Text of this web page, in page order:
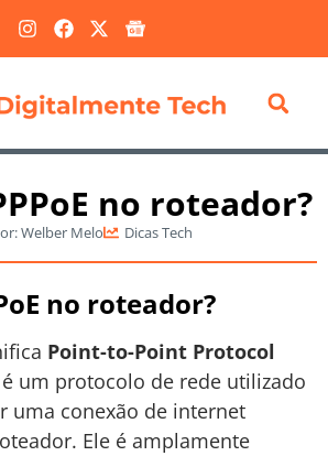
no roteador?
Welber Melo Dicas Tech
no roteador?
Point-to-Point Protocol
um protocolo de rede utilizado
uma conexão de internet
Ele é amplamente